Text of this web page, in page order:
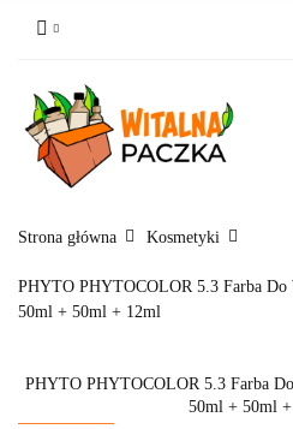
Strona główna Kosmetyki
PHYTO PHYTOCOLOR 5.3 Farba Do
50ml + 50ml + 12ml
PHYTO PHYTOCOLOR 5.3 Farba Do
50ml + 50ml